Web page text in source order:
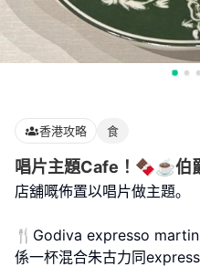
香港攻略 食
唱片主題Cafe！🍫☕️伯
店舖嘅佈置以唱片做主題｡
🍴Godiva expresso
係一杯混合朱古力同